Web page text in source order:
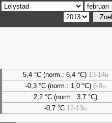
5,4°C (norm.: 6,4 °C) 13-14u
-0,3 °C (norm.: 1,0 °C) 8-9u
2,2 °C (norm.: 3,7 °C)
-0,7 °C 12-13u